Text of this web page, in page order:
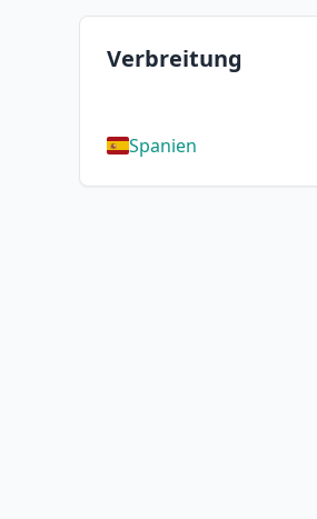
Verbreitung
Spanien